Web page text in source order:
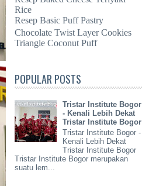
Rice
Resep Basic Puff Pastry
Chocolate Twist Layer Cookies
Triangle Coconut Puff
POPULAR POSTS
Tristar Institute Bogor
- Kenali Lebih Dekat
Tristar Institute Bogor
Tristar Institute Bogor -
Kenali Lebih Dekat
Tristar Institute Bogor
Tristar Institute Bogor merupakan
suatu lem...